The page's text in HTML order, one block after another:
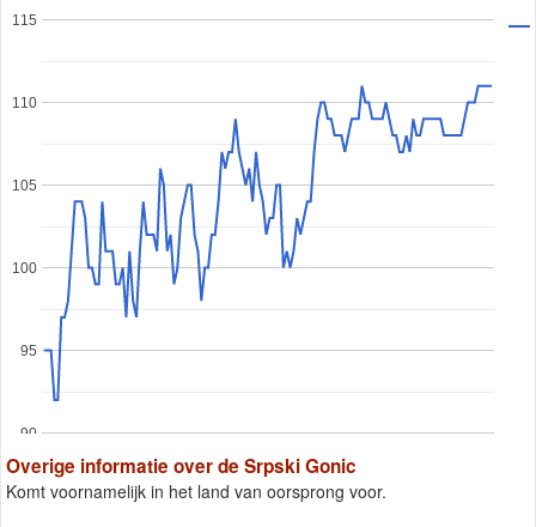
90
95
100
105
110
115
Overige informatie over de Srpski Gonic
Komt voornamelijk in het land van oorsprong voor.